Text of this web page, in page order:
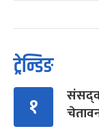
ट्रेन्डिङ
१